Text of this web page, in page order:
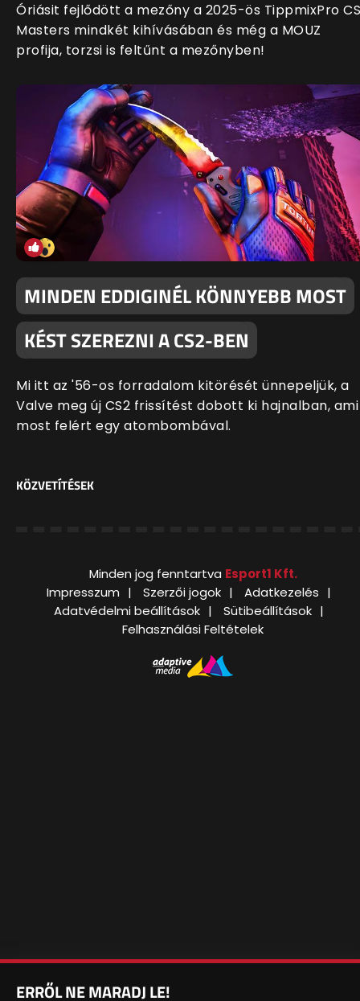
Óriásit fejlődött a mezőny a 2025-ös TippmixPro
Masters mindkét kihívásában és még a MOUZ
profija, torzsi is feltűnt a mezőnyben!
MINDEN EDDIGINÉL KÖNNYEBB MOST
KÉST SZEREZNI A CS2-BEN
Mi itt az '56-os forradalom kitörését ünnepeljük, a
Valve meg új CS2 frissítést dobott ki hajnalban, ami
most felért egy atombombával.
KÖZVETÍTÉSEK
Minden jog fenntartva Esport1 Kft.
Impresszum
Szerzői jogok
Adatkezelés
Adatvédelmi beállítások
Sütibeállítások
Felhasználási Feltételek
ERRŐL NE MARADJ LE!